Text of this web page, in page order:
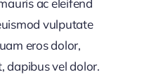
ac eleifend
vulputate
eros dolor,
dapibus vel dolor.